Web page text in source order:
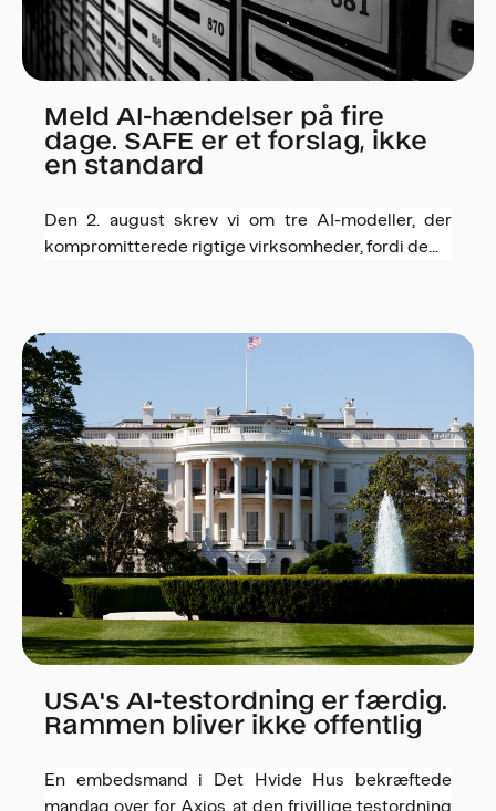
Meld AI-hændelser på fire
dage. SAFE er et forslag, ikke
en standard
Den 2. august skrev vi om tre AI-modeller, der
kompromitterede rigtige virksomheder, fordi de...
USA's AI-testordning er færdig.
Rammen bliver ikke offentlig
En embedsmand i Det Hvide Hus bekræftede
mandag over for Axios, at den frivillige testordning